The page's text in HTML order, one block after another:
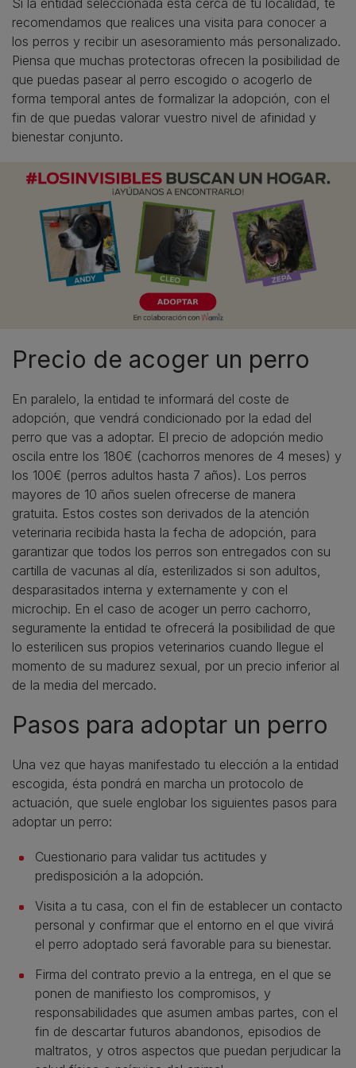
recomendamos que realices una visita para conocer a
los perros y recibir un asesoramiento más personalizado.
Piensa que muchas protectoras ofrecen la posibilidad de
que puedas pasear al perro escogido o acogerlo de
forma temporal antes de formalizar la adopción, con el
fin de que puedas valorar vuestro nivel de afinidad y
bienestar conjunto.
Precio de acoger un perro
En paralelo, la entidad te informará del coste de
adopción, que vendrá condicionado por la edad del
perro que vas a adoptar. El precio de adopción medio
oscila entre los 180€ (cachorros menores de 4 meses) y
los 100€ (perros adultos hasta 7 años). Los perros
mayores de 10 años suelen ofrecerse de manera
gratuita. Estos costes son derivados de la atención
veterinaria recibida hasta la fecha de adopción, para
garantizar que todos los perros son entregados con su
cartilla de vacunas al día, esterilizados si son adultos,
desparasitados interna y externamente y con el
microchip. En el caso de acoger un perro cachorro,
seguramente la entidad te ofrecerá la posibilidad de que
lo esterilicen sus propios veterinarios cuando llegue el
momento de su madurez sexual, por un precio inferior al
de la media del mercado.
Pasos para adoptar un perro
Una vez que hayas manifestado tu elección a la entidad
escogida, ésta pondrá en marcha un protocolo de
actuación, que suele englobar los siguientes pasos para
adoptar un perro:
Cuestionario para validar tus actitudes y
predisposición a la adopción.
Visita a tu casa, con el fin de establecer un contacto
personal y confirmar que el entorno en el que vivirá
el perro adoptado será favorable para su bienestar.
Firma del contrato previo a la entrega, en el que se
ponen de manifiesto los compromisos, y
responsabilidades que asumen ambas partes, con el
fin de descartar futuros abandonos, episodios de
maltratos, y otros aspectos que puedan perjudicar la